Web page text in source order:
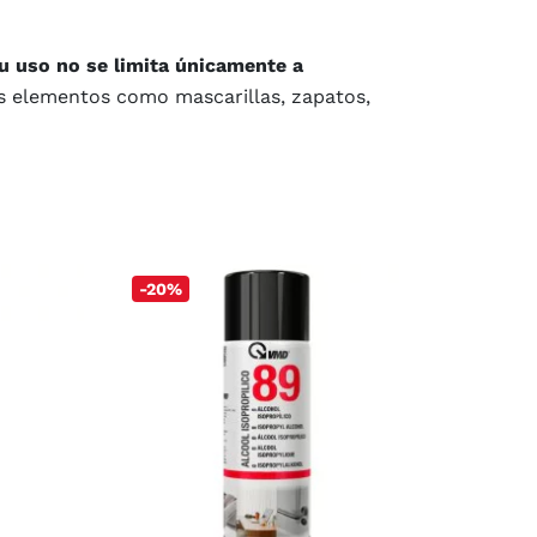
uso no se limita únicamente a
como mascarillas, zapatos,
uso industrial
como a su comodidad
nuestros sprays higienizantes son
en nuestra tienda esque se
modo de aplicación es muy sencillo,
Tienen una alta eficacia, por lo
el producto.
-20%